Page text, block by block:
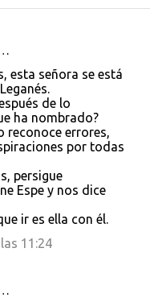
esta señora se está
de lo
ha nombrado?
reconoce errores,
por todas
persigue
Espe y nos dice
ir es ella con él.
11:24